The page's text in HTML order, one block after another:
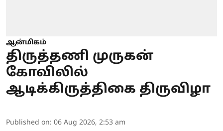
ஆன்மிகம்
திருத்தணி முருகன்
கோவிலில்
ஆடிக்கிருத்திகை திருவிழா
Published on: 06 Aug 2026, 2:53 am